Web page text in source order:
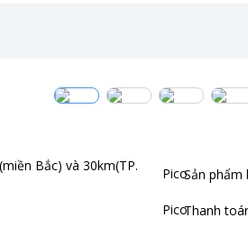
Bắc) và 30km(TP.
Sản phẩm
Thanh